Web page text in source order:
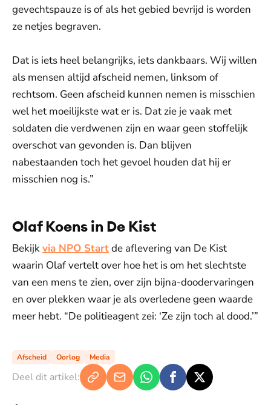
gevechtspauze is of als het gebied bevrijd is worden
ze netjes begraven.
Dat is iets heel belangrijks, iets dankbaars. Wij willen
als mensen altijd afscheid nemen, linksom of
rechtsom. Geen afscheid kunnen nemen is misschien
wel het moeilijkste wat er is. Dat zie je vaak met
soldaten die verdwenen zijn en waar geen stoffelijk
overschot van gevonden is. Dan blijven
nabestaanden toch het gevoel houden dat hij er
misschien nog is.”
Olaf Koens in De Kist
Bekijkvia NPO Startde aflevering van De Kist
waarin Olaf vertelt over hoe het is om het slechtste
van een mens te zien, over zijn bijna-doodervaringen
en over plekken waar je als overledene geen waarde
meer hebt. “De politieagent zei: ‘Ze zijn toch al dood.’”
Afscheid Oorlog Media
Deel dit artikel: